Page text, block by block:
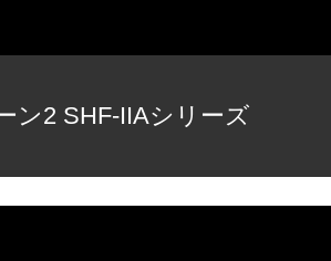
ン2 SHF-IIAシリーズ